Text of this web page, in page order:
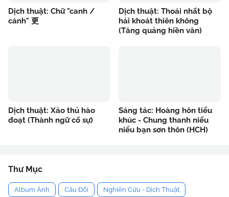
Dịch thuật: Chữ "canh /
cánh" 更
Dịch thuật: Thoái nhất bộ
hải khoát thiên không
(Tăng quảng hiền văn)
Dịch thuật: Xảo thủ hào
đoạt (Thành ngữ cố sự)
Sáng tác: Hoàng hôn tiểu
khúc - Chung thanh niểu
niểu bạn sơn thôn (HCH)
Thư Mục
Album Ảnh Câu Đối Nghiên Cứu - Dịch Thuật